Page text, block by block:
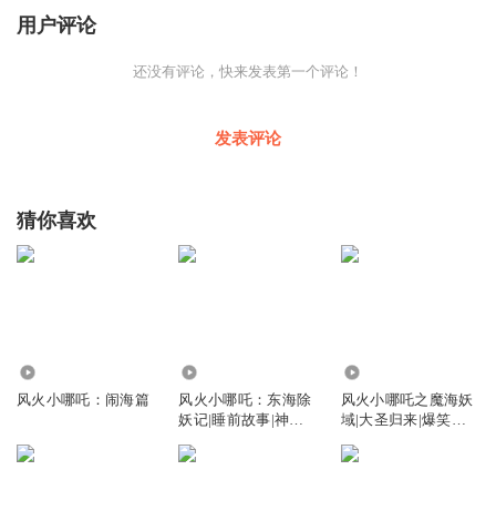
用户评论
还没有评论，快来发表第一个评论！
发表评论
猜你喜欢
风火小哪吒：闹海篇
风火小哪吒：东海除
妖记|睡前故事|神话
风火小哪吒之魔海妖
域|大圣归来|爆笑哪